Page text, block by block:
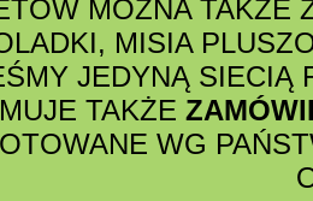
MOŻNA TAKŻE
MISIA
JEDYNĄ SIECIĄ
TAKŻE
WG